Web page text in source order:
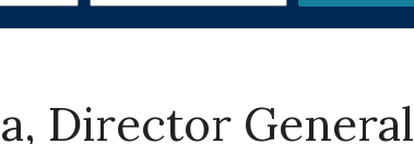
Director General